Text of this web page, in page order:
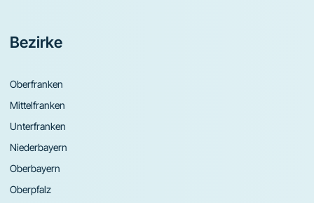
Bezirke
Oberfranken
Mittelfranken
Unterfranken
Niederbayern
Oberbayern
Oberpfalz